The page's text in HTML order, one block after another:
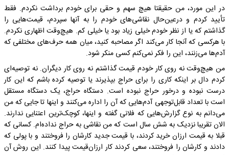
در این مورد، من حقیقتا هیچ سهم و حقی برای خودم برداشت نکردم. فقط
تأیید کردم و درعین‌حال نقاشی‌های خودم را به آنها سپردم، قیمت‌هایی را
گذاشتم که یا از نظر خودم خیلی زیاد بود یا خیلی کم. هیچ‌وقت اظهاری نکردم.
با هرکسی که آنجا کار می‌کند اگر مصاحبه کنید، میان همه حرف‌های مختلفی که
آدم‌ها می‌زنند، این را فکر نمی‌کنم کسی منکر شود.
من هیچ‌وقت نه روی کار خودم قیمت گذاشتم نه روی کار دیگران. نه توصیه‌ای
کردم دال بر اینکه کاری را برای حراج بپذیرند یا توصیه کرده باشم که این کار
درست نبوده و درخور حراج نبوده است. دستگاه حراج، یک دستگاه مستقل
است با تعداد قابل‌توجهی آدم‌هایی که آن را اداره می‌کنند و اینها تا جایی که من
می‌دانم به نوع گزارش‌هایی که فلانی گفته و اینها، کوچک‌ترین اعتنایی ندارند.
الان تقریبا نزدیک به شش سال است که من نقاشی به حراج نداده‌ام. کسانی که
قبلا به قیمت ارزان خرید کردند، با قیمت جدید کارشان را فروختند و با پولی که
دادند و کارشان را فروختند، سعی کردند کار ارزان‌قیمت پیدا کنند. این روش آن